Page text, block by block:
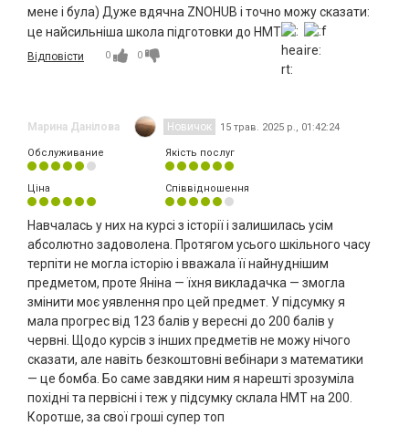
мене і була) Дуже вдячна ZNOHUB і точно можу сказати:
це найсильніша школа підготовки до НМТ
Відповісти 0 0
Марина Данілова Новичок 15 трав. 2025 р., 01:42:24
Обслуживание Якість послуг
Ціна Співвідношення
Навчалась у них на курсі з історії і залишилась усім
абсолютно задоволена. Протягом усього шкільного часу
терпіти не могла історію і вважала її найнуднішим
предметом, проте Яніна — їхня викладачка — змогла
змінити моє уявлення про цей предмет. У підсумку я
мала прогрес від 123 балів у вересні до 200 балів у
червні. Щодо курсів з інших предметів не можу нічого
сказати, але навіть безкоштовні вебінари з математики
— це бомба. Бо саме завдяки ним я нарешті зрозуміла
похідні та первісні і теж у підсумку склала НМТ на 200.
Коротше, за свої гроші супер топ